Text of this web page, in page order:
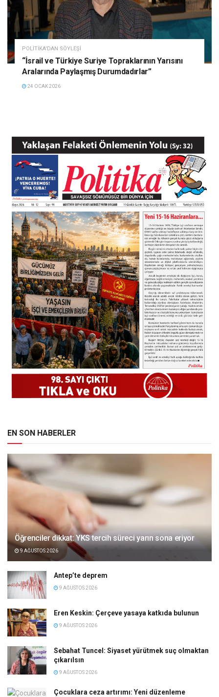
POLITIKA'DAN SÖYLEŞI
“İsrail ve Türkiye Suriye Topraklarının Yarısını
Aralarında Paylaşmış Durumdadırlar”
24 OCAK 2026
EN SON HABERLER
Öğrenciler dikkat: YKS tercih süreci yarın sona eriyor
9 AĞUSTOS 2026
Antep’te deprem
9 AĞUSTOS 2026
Eren Keskin: Çerçeve yasaya katkıda bulunun
9 AĞUSTOS 2026
Sebahat Tuncel: Siyaset yürütmek suç olmaktan
çıkarılsın
9 AĞUSTOS 2026
Çocuklara ceza artırımı: Yeni düzenleme